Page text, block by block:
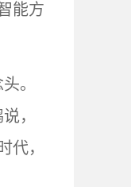
能方
。
，
代，